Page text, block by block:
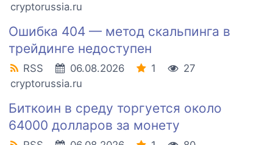
cryptorussia.ru
Ошибка 404 — метод скальпинга в
трейдинге недоступен
RSS 06.08.2026 1
27
cryptorussia.ru
Биткоин в среду торгуется около
64000 долларов за монету